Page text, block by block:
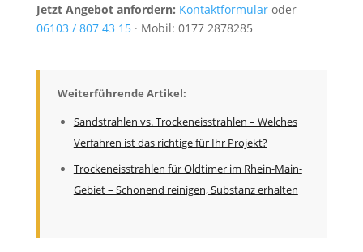
Jetzt Angebot anfordern: Kontaktformularoder
06103 / 807 43 15· Mobil: 0177 2878285
Weiterführende Artikel:
Sandstrahlen vs. Trockeneisstrahlen – Welches
Verfahren ist das richtige für Ihr Projekt?
Trockeneisstrahlen für Oldtimer im Rhein-Main-
Gebiet – Schonend reinigen, Substanz erhalten